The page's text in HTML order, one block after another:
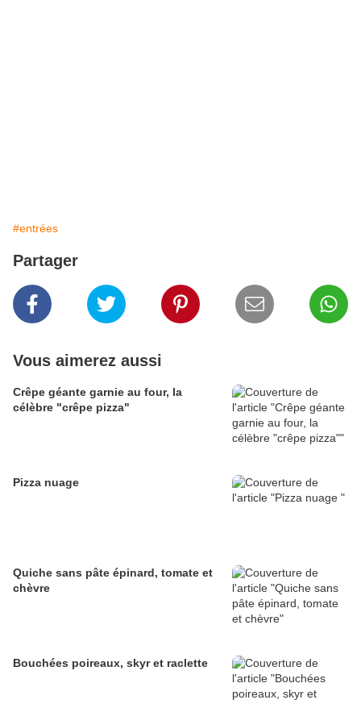
#entrées
Partager
Vous aimerez aussi
Crêpe géante garnie au four, la
célèbre "crêpe pizza"
Pizza nuage
Quiche sans pâte épinard, tomate et
chèvre
Bouchées poireaux, skyr et raclette